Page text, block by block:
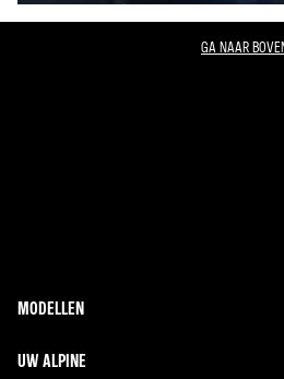
GA NAAR
MODELLEN
UW ALPINE